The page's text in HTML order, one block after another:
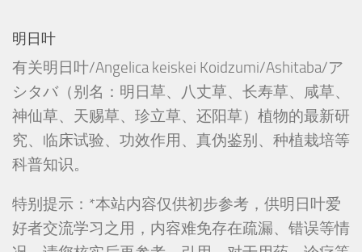
明日叶
有关明日叶/Angelica keiskei Koidzumi/Ashitaba/ア
シタバ（别名：明日草、八丈草、长寿草、咸草、
神仙草、天赐草、珍立草、还阳草）植物的最新研
究、临床试验、功效作用、真伪鉴别、种植栽培等
科普知识。
特别提示：*本站内容仅供初步参考，供明日叶爱
好者交流学习之用，内容难免存在疏漏、错误等情